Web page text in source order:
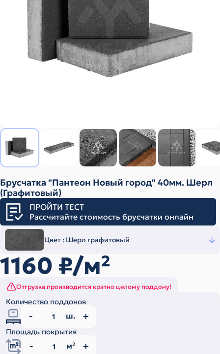
Брусчатка "Пантеон Новый город" 40мм. Шерл
(Графитовый)
ПРОЙТИ ТЕСТ
Рассчитайте стоимость брусчатки онлайн
Цвет : Шерл графитовый
1160 ₽/м2
Отгрузка производится кратно целому поддону!
Количество поддонов
ш.
Площадь покрытия
м2